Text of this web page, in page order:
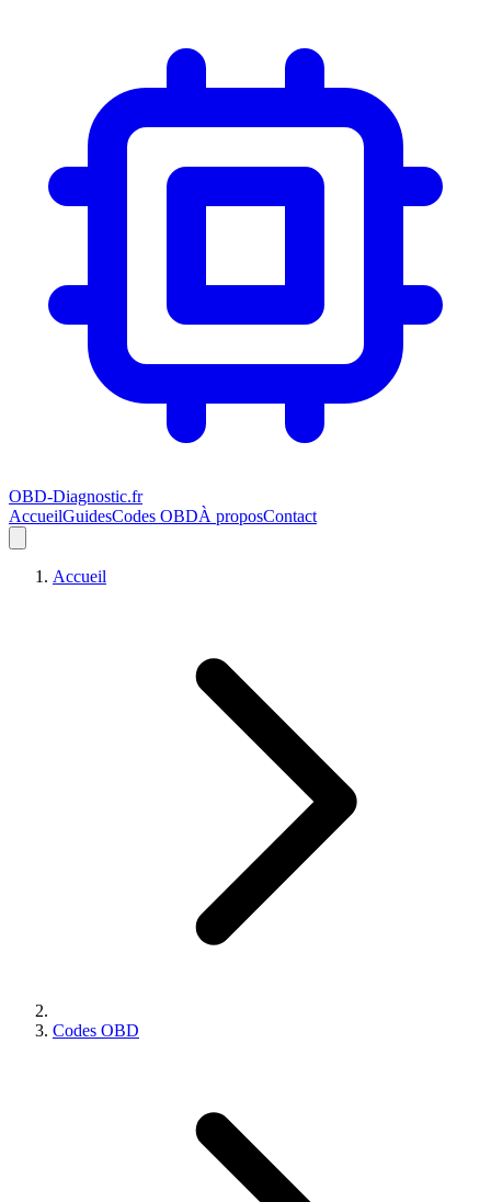
OBD-Diagnostic.fr
AccueilGuidesCodes OBDÀ proposContact
Accueil
Codes OBD